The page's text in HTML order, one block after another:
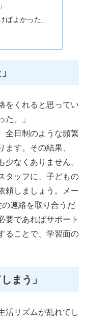
ばよかった」
をくれると思ってい
た。」
全日制のような頻繁
ます。その結果、
少なくありません。
タッフに、子どもの
頼しましょう。メー
連絡を取り合うだ
要であればサポート
ることで、学習面の
まう」
活リズムが乱れてし